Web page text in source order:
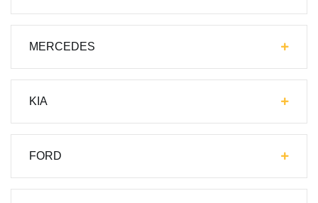
MERCEDES
KIA
FORD